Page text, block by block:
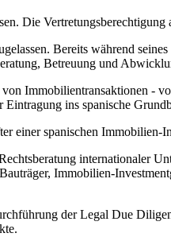
Die
Bereits während
Betreuung und
Immobilientransaktionen -
ins spanische
einer spanischen Immobilien-
internationaler
Immobilien-
der Legal Due